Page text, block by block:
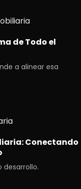
de Todo el
a alinear esa
Conectando
desarrollo.